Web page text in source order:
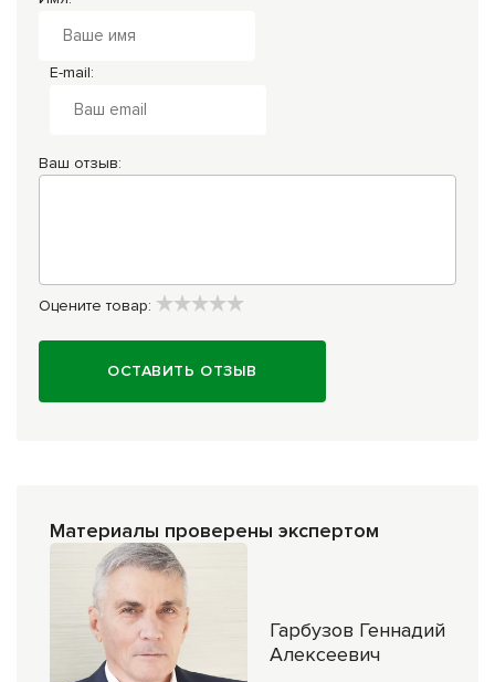
E-mail:
Ваш отзыв:
Оцените товар:
ОСТАВИТЬ ОТЗЫВ
Материалы проверены экспертом
Гарбузов Геннадий
Алексеевич